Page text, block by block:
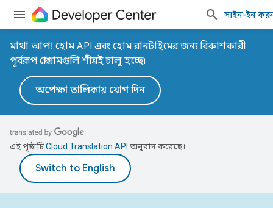
সাইন-ইন
মাথা আপ! হোম API এবং হোম রানটাইমের জন্য বিকাশকারী
পূর্বরূপ প্রোগ্রামগুলি শীঘ্রই চালু হচ্ছে৷
অপেক্ষা তালিকায় যোগ দিন
এই পৃষ্ঠাটিCloud Translation API অনুবাদ করেছে।